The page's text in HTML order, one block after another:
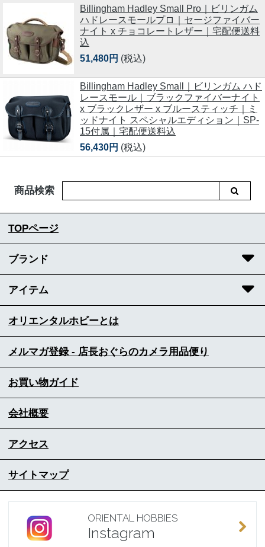
Billingham Hadley Small Pro｜ビリンガム
ハドレースモールプロ｜セージファイバー
ナイト x チョコレートレザー｜宅配便送料
込
51,480円 (税込)
Billingham Hadley Small｜ビリンガム ハド
レースモール｜ブラックファイバーナイト
x ブラックレザー x ブルースティッチ｜ミ
ッドナイト スペシャルエディション｜SP-
15付属｜宅配便送料込
56,430円 (税込)
商品検索
TOPページ
ブランド
アイテム
オリエンタルホビーとは
メルマガ登録 - 店長おぐらのカメラ用品便り
お買い物ガイド
会社概要
アクセス
サイトマップ
ORIENTAL HOBBIES
Instagram